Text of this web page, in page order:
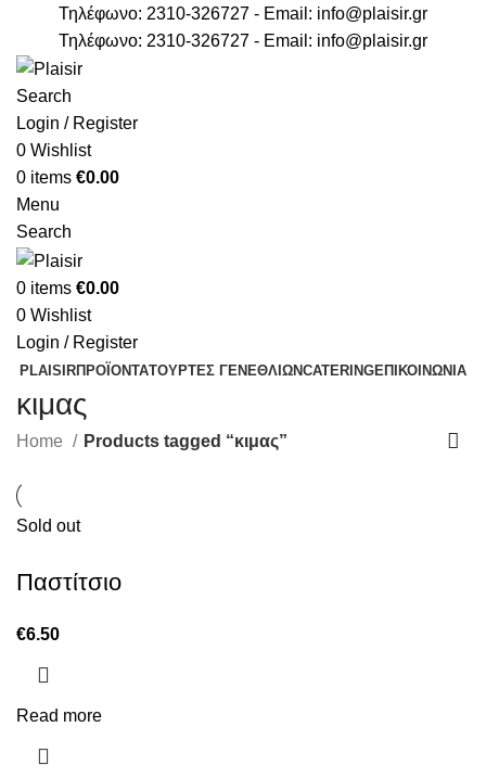
Τηλέφωνο: 2310-326727 - Email: info@plaisir.gr
Τηλέφωνο: 2310-326727 - Email: info@plaisir.gr
Search
Login / Register
0 Wishlist
0 items €0.00
Menu
Search
0 items €0.00
0 Wishlist
Login / Register
PLAISIRΠΡΟΪΟΝΤΑΤΟΥΡΤΕΣ ΓΕΝΕΘΛΙΩΝCATERINGΕΠΙΚΟΙΝΩΝΙΑ
κιμας
Home Products tagged “κιμας”
Sold out
Παστίτσιο
€6.50
Read more